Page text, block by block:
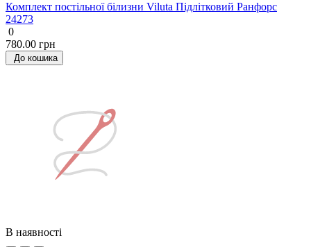
Комплект постільної білизни Viluta Підлітковий Ранфорс
24273
0
780.00 грн
До кошика
В наявності